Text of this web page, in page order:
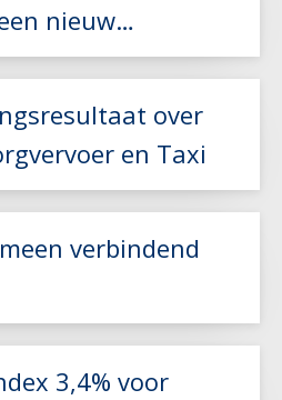
nieuw
over
en Taxi
verbindend
3,4% voor